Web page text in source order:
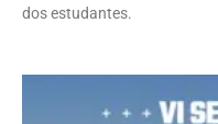
dos estudantes.